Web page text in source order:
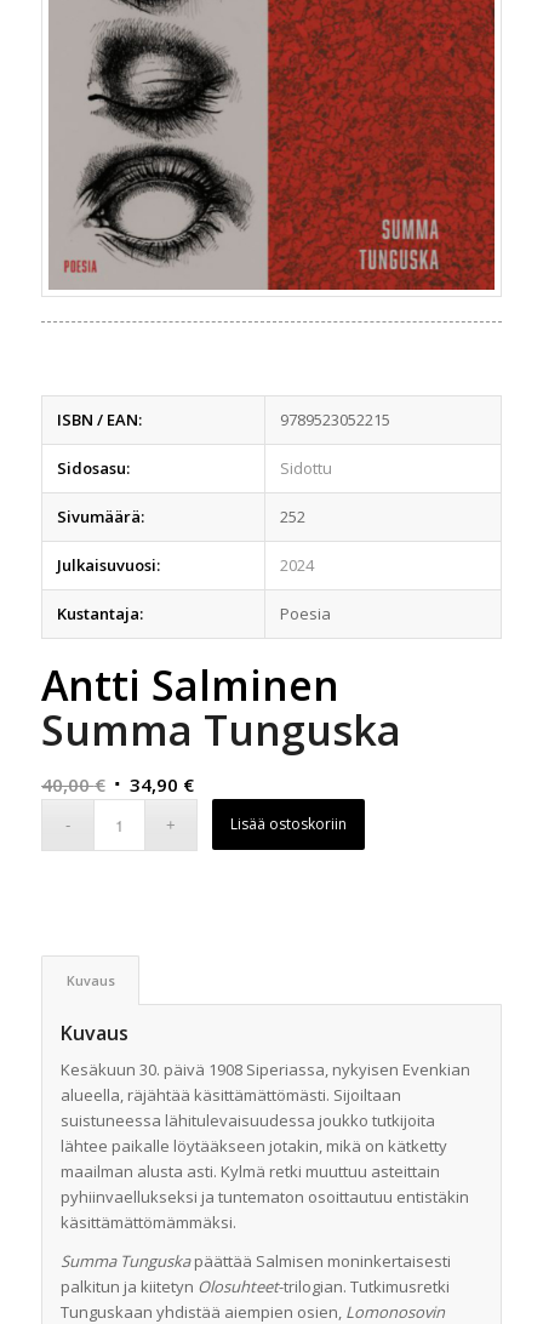
ISBN / EAN: 9789523052215
Sidosasu: Sidottu
Sivumäärä: 252
Julkaisuvuosi: 2024
Kustantaja: Poesia
Antti Salminen
Summa Tunguska
40,00€ Alkuperäinen
34,90 €Nykyinen
Lisää ostoskoriin
Kuvaus
Kuvaus
Kesäkuun 30. päivä 1908 Siperiassa, nykyisen Evenkian
alueella, räjähtää käsittämättömästi. Sijoiltaan
suistuneessa lähitulevaisuudessa joukko tutkijoita
lähtee paikalle löytääkseen jotakin, mikä on kätketty
maailman alusta asti. Kylmä retki muuttuu asteittain
pyhiinvaellukseksi ja tuntematon osoittautuu entistäkin
käsittämättömämmäksi.
Summa Tunguskapäättää Salmisen moninkertaisesti
palkitun ja kiitetyn Olosuhteet-trilogian. Tutkimusretki
Tunguskaan yhdistää aiempien osien, Lomonosovin